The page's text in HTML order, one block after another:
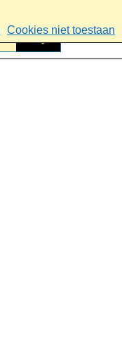
Cookies niet toestaan